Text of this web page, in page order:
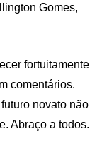
Gomes,
fortuitamente
comentários.
novato não
Abraço a todos.